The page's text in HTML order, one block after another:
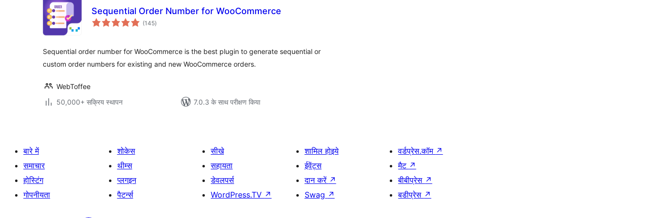
Sequential Order Number for WooCommerce
(145कुल
दर)
Sequential order number for WooCommerce is the best plugin to generate sequential or
custom order numbers for existing and new WooCommerce orders.
WebToffee
50,000+ सक्रिय स्थापन
7.0.3 के साथ परीक्षण किया
बारे में
समाचार
होस्टिंग
गोपनीयता
शोकेस
थीम्स
प्लगइन
पैटर्न्स
सीखे
सहायता
डेवलपर्स
WordPress.TV ↗
शामिल होइये
ईवेंट्स
दान करें ↗
Swag ↗
वर्डप्रेस.कॉम ↗
मैट ↗
बीबीप्रेस ↗
बडीप्रेस ↗